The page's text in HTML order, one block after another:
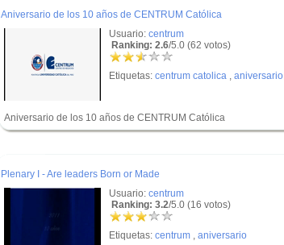
Aniversario de los 10 años de CENTRUM Católica
Usuario: centrum
Ranking: 2.6/5.0 (62 votos)
Etiquetas: centrum catolica , aniversario
Aniversario de los 10 años de CENTRUM Católica
Plenary I - Are leaders Born or Made
Usuario: centrum
Ranking: 3.2/5.0 (16 votos)
Etiquetas: centrum , aniversario